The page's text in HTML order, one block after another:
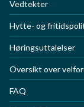
Vedtekter
Hytte- og
Høringsuttalelser
Oversikt over
FAQ